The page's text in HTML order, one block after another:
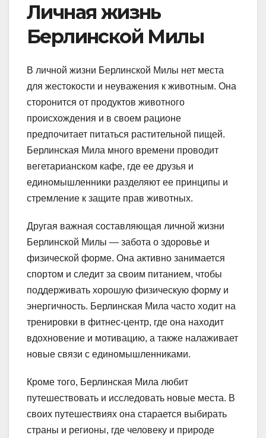
Личная жизнь
Берлинской Милы
В личной жизни Берлинской Милы нет места
для жестокости и неуважения к животным. Она
сторонится от продуктов животного
происхождения и в своем рационе
предпочитает питаться растительной пищей.
Берлинская Мила много времени проводит
вегетарианском кафе, где ее друзья и
единомышленники разделяют ее принципы и
стремление к защите прав животных.
Другая важная составляющая личной жизни
Берлинской Милы — забота о здоровье и
физической форме. Она активно занимается
спортом и следит за своим питанием, чтобы
поддерживать хорошую физическую форму и
энергичность. Берлинская Мила часто ходит на
тренировки в фитнес-центр, где она находит
вдохновение и мотивацию, а также налаживает
новые связи с единомышленниками.
Кроме того, Берлинская Мила любит
путешествовать и исследовать новые места. В
своих путешествиях она старается выбирать
страны и регионы, где человеку и природе